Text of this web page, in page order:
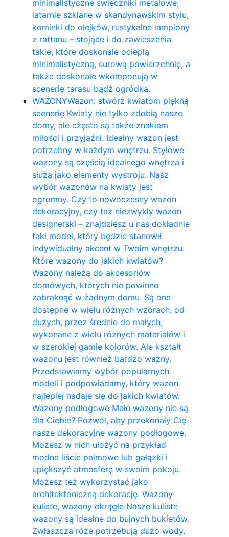
minimalistyczne świeczniki metalowe,
latarnie szklane w skandynawskim stylu,
kominki do olejków, rustykalne lampiony
z rattanu – stojące i do zawieszenia
takie, które doskonale ocieplą
minimalistyczną, surową powierzchnię, a
także doskonale wkomponują w
scenerię tarasu bądź ogródka.
WAZONYWazon: stwórz kwiatom piękną
scenerię Kwiaty nie tylko zdobią nasze
domy, ale często są także znakiem
miłości i przyjaźni. Idealny wazon jest
potrzebny w każdym wnętrzu. Stylowe
wazony są częścią idealnego wnętrza i
służą jako elementy wystroju. Nasz
wybór wazonów na kwiaty jest
ogromny. Czy to nowoczesny wazon
dekoracyjny, czy też niezwykły wazon
designerski – znajdziesz u nas dokładnie
taki model, który będzie stanowił
indywidualny akcent w Twoim wnętrzu.
Które wazony do jakich kwiatów?
Wazony należą do akcesoriów
domowych, których nie powinno
zabraknąć w żadnym domu. Są one
dostępne w wielu różnych wzorach, od
dużych, przez średnie do małych,
wykonane z wielu różnych materiałów i
w szerokiej gamie kolorów. Ale kształt
wazonu jest również bardzo ważny.
Przedstawiamy wybór popularnych
modeli i podpowiadamy, który wazon
najlepiej nadaje się do jakich kwiatów.
Wazony podłogowe Małe wazony nie są
dla Ciebie? Pozwól, aby przekonały Cię
nasze dekoracyjne wazony podłogowe.
Możesz w nich ułożyć na przykład
modne liście palmowe lub gałązki i
upiększyć atmosferę w swoim pokoju.
Możesz też wykorzystać jako
architektoniczną dekorację. Wazony
kuliste, wazony okrągłe Nasze kuliste
wazony są idealne do bujnych bukietów.
Zwłaszcza róże potrzebują dużo wody.